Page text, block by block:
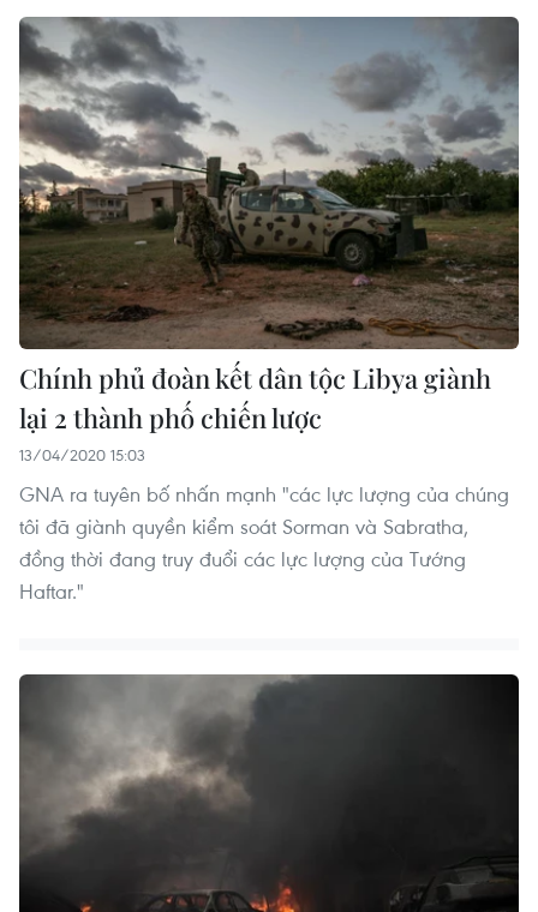
Chính phủ đoàn kết dân tộc Libya giành
lại 2 thành phố chiến lược
13/04/2020 15:03
GNA ra tuyên bố nhấn mạnh "các lực lượng của chúng
tôi đã giành quyền kiểm soát Sorman và Sabratha,
đồng thời đang truy đuổi các lực lượng của Tướng
Haftar."